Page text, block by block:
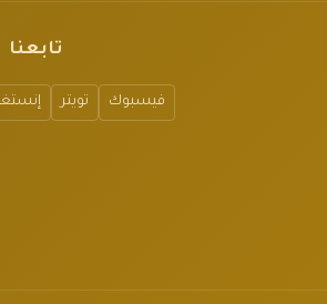
تابعنا
فيسبوك تويتر